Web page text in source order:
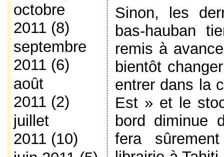
octobre
2011 (8)
septembre
2011 (6)
août
2011 (2)
juillet
2011 (10)
Sinon, les
bas-hauban
remis à
bientôt
entrer dans la
Est » et le
bord diminue
fera